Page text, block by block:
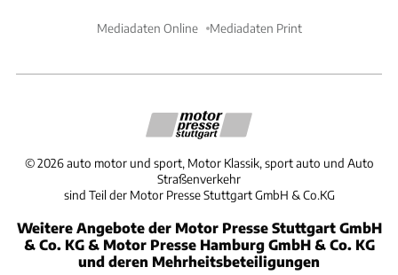
Mediadaten Online Mediadaten Print
©2026 auto motor und sport, Motor Klassik, sport auto und Auto
Straßenverkehr
sind Teil der Motor Presse Stuttgart GmbH & Co.KG
Weitere Angebote der Motor Presse Stuttgart GmbH
& Co. KG & Motor Presse Hamburg GmbH & Co. KG
und deren Mehrheitsbeteiligungen